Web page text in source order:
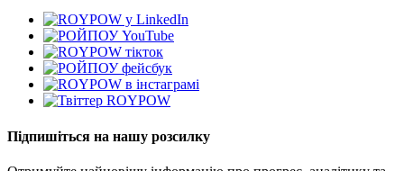
Підпишіться на нашу розсилку